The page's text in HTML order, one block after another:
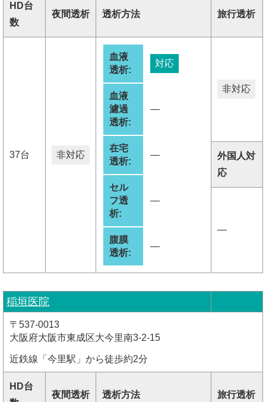
HD台
数
夜間透析 透析方法 旅行透析
37台 非対応
血液
透析:
対応
血液
濾過
透析:
―
在宅
透析:
―
セル
フ透
析:
―
腹膜
透析:
―
非対応
外国人対
応
―
稲垣医院
〒537-0013
大阪府大阪市東成区大今里南3-2-15
近鉄線「今里駅」から徒歩約2分
HD台
夜間透析 透析方法 旅行透析